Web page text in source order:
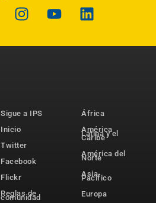
Sigue a IPS
Inicio
Twitter
Facebook
Flickr
Reglas de
comunidad
África
América
Latina y el
Caribe
América del
Norte
Asia-
Pacífico
Europa